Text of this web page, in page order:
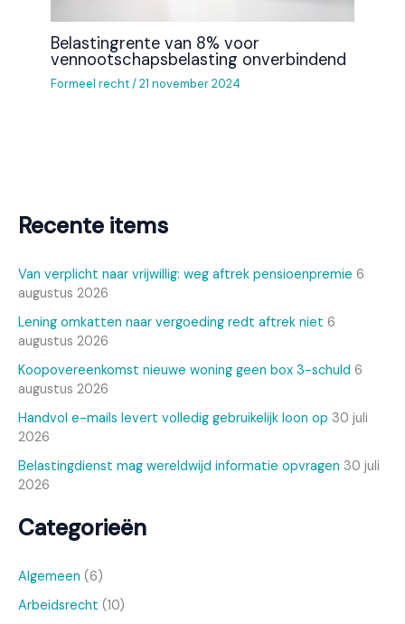
Recente items
Van verplicht naar vrijwillig: weg aftrek pensioenpremie 6
augustus 2026
Lening omkatten naar vergoeding redt aftrek niet 6
augustus 2026
Koopovereenkomst nieuwe woning geen box 3-schuld 6
augustus 2026
Handvol e-mails levert volledig gebruikelijk loon op 30 juli
2026
Belastingdienst mag wereldwijd informatie opvragen 30 juli
2026
Categorieën
Algemeen (6)
Arbeidsrecht (10)
Belastingrente van 8% voor
vennootschapsbelasting onverbindend
Formeel recht/21 november 2024